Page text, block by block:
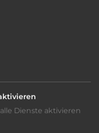
ruhig
Dienste aktivieren